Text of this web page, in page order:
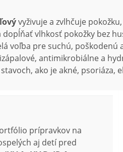
vyživuje a zvlhčuje
dopĺňať vlhkosť pokožky bez
voľba pre suchú,
antimikrobiálne a
ako je akné, psoriáza,
prípravkov na
aj detí pred